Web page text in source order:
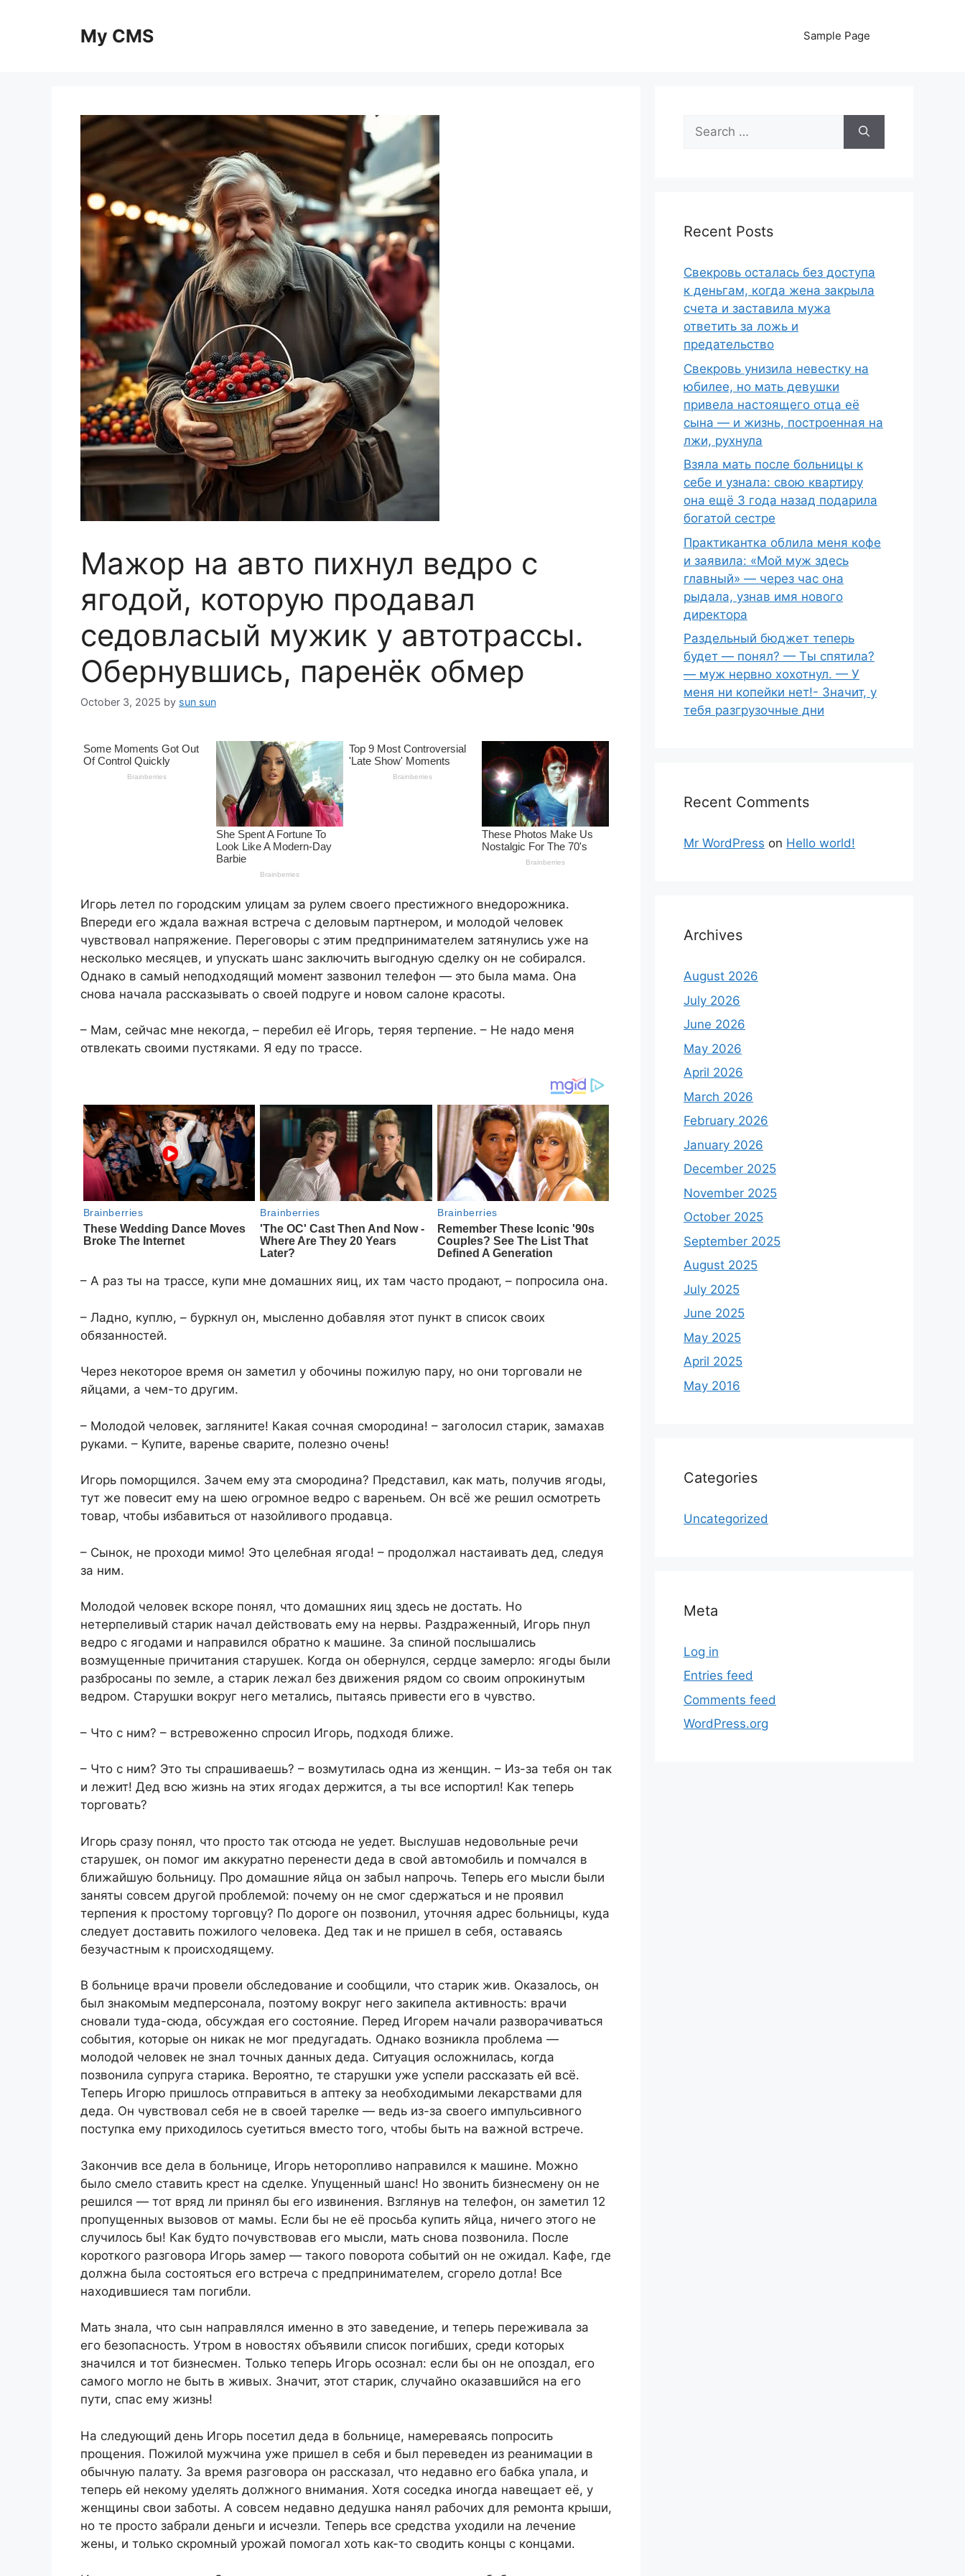
My CMS Sample Page
Мажор на авто пихнул ведро с
ягодой, которую продавал
седовласый мужик у автотрассы.
Обернувшись, паренёк обмер
October 3, 2025 by sun sun
Игорь летел по городским улицам за рулем своего престижного внедорожника.
Впереди его ждала важная встреча с деловым партнером, и молодой человек
чувствовал напряжение. Переговоры с этим предпринимателем затянулись уже на
несколько месяцев, и упускать шанс заключить выгодную сделку он не собирался.
Однако в самый неподходящий момент зазвонил телефон — это была мама. Она
снова начала рассказывать о своей подруге и новом салоне красоты.
– Мам, сейчас мне некогда, – перебил её Игорь, теряя терпение. – Не надо меня
отвлекать своими пустяками. Я еду по трассе.
– А раз ты на трассе, купи мне домашних яиц, их там часто продают, – попросила она.
– Ладно, куплю, – буркнул он, мысленно добавляя этот пункт в список своих
обязанностей.
Через некоторое время он заметил у обочины пожилую пару, но они торговали не
яйцами, а чем-то другим.
– Молодой человек, загляните! Какая сочная смородина! – заголосил старик, замахав
руками. – Купите, варенье сварите, полезно очень!
Игорь поморщился. Зачем ему эта смородина? Представил, как мать, получив ягоды,
тут же повесит ему на шею огромное ведро с вареньем. Он всё же решил осмотреть
товар, чтобы избавиться от назойливого продавца.
– Сынок, не проходи мимо! Это целебная ягода! – продолжал настаивать дед, следуя
за ним.
Молодой человек вскоре понял, что домашних яиц здесь не достать. Но
нетерпеливый старик начал действовать ему на нервы. Раздраженный, Игорь пнул
ведро с ягодами и направился обратно к машине. За спиной послышались
возмущенные причитания старушек. Когда он обернулся, сердце замерло: ягоды были
разбросаны по земле, а старик лежал без движения рядом со своим опрокинутым
ведром. Старушки вокруг него метались, пытаясь привести его в чувство.
– Что с ним? – встревоженно спросил Игорь, подходя ближе.
– Что с ним? Это ты спрашиваешь? – возмутилась одна из женщин. – Из-за тебя он так
и лежит! Дед всю жизнь на этих ягодах держится, а ты все испортил! Как теперь
торговать?
Игорь сразу понял, что просто так отсюда не уедет. Выслушав недовольные речи
старушек, он помог им аккуратно перенести деда в свой автомобиль и помчался в
ближайшую больницу. Про домашние яйца он забыл напрочь. Теперь его мысли были
заняты совсем другой проблемой: почему он не смог сдержаться и не проявил
терпения к простому торговцу? По дороге он позвонил, уточняя адрес больницы, куда
следует доставить пожилого человека. Дед так и не пришел в себя, оставаясь
безучастным к происходящему.
В больнице врачи провели обследование и сообщили, что старик жив. Оказалось, он
был знакомым медперсонала, поэтому вокруг него закипела активность: врачи
сновали туда-сюда, обсуждая его состояние. Перед Игорем начали разворачиваться
события, которые он никак не мог предугадать. Однако возникла проблема —
молодой человек не знал точных данных деда. Ситуация осложнилась, когда
позвонила супруга старика. Вероятно, те старушки уже успели рассказать ей всё.
Теперь Игорю пришлось отправиться в аптеку за необходимыми лекарствами для
деда. Он чувствовал себя не в своей тарелке — ведь из-за своего импульсивного
поступка ему приходилось суетиться вместо того, чтобы быть на важной встрече.
Закончив все дела в больнице, Игорь неторопливо направился к машине. Можно
было смело ставить крест на сделке. Упущенный шанс! Но звонить бизнесмену он не
решился — тот вряд ли принял бы его извинения. Взглянув на телефон, он заметил 12
пропущенных вызовов от мамы. Если бы не её просьба купить яйца, ничего этого не
случилось бы! Как будто почувствовав его мысли, мать снова позвонила. После
короткого разговора Игорь замер — такого поворота событий он не ожидал. Кафе, где
должна была состояться его встреча с предпринимателем, сгорело дотла! Все
находившиеся там погибли.
Мать знала, что сын направлялся именно в это заведение, и теперь переживала за
его безопасность. Утром в новостях объявили список погибших, среди которых
значился и тот бизнесмен. Только теперь Игорь осознал: если бы он не опоздал, его
самого могло не быть в живых. Значит, этот старик, случайно оказавшийся на его
пути, спас ему жизнь!
На следующий день Игорь посетил деда в больнице, намереваясь попросить
прощения. Пожилой мужчина уже пришел в себя и был переведен из реанимации в
обычную палату. За время разговора он рассказал, что недавно его бабка упала, и
теперь ей некому уделять должного внимания. Хотя соседка иногда навещает её, у
женщины свои заботы. А совсем недавно дедушка нанял рабочих для ремонта крыши,
но те просто забрали деньги и исчезли. Теперь все средства уходили на лечение
жены, и только скромный урожай помогал хоть как-то сводить концы с концами.
Search
for:
Recent Posts
Свекровь осталась без доступа
к деньгам, когда жена закрыла
счета и заставила мужа
ответить за ложь и
предательство
Свекровь унизила невестку на
юбилее, но мать девушки
привела настоящего отца её
сына — и жизнь, построенная на
лжи, рухнула
Взяла мать после больницы к
себе и узнала: свою квартиру
она ещё 3 года назад подарила
богатой сестре
Практикантка облила меня кофе
и заявила: «Мой муж здесь
главный» — через час она
рыдала, узнав имя нового
директора
Раздельный бюджет теперь
будет — понял? — Ты спятила?
— муж нервно хохотнул. — У
меня ни копейки нет!- Значит, у
тебя разгрузочные дни
Recent Comments
Mr WordPress on Hello world!
Archives
August 2026
July 2026
June 2026
May 2026
April 2026
March 2026
February 2026
January 2026
December 2025
November 2025
October 2025
September 2025
August 2025
July 2025
June 2025
May 2025
April 2025
May 2016
Categories
Uncategorized
Meta
Log in
Entries feed
Comments feed
WordPress.org